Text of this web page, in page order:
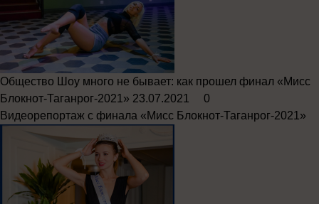
Общество
Шоу много не бывает: как прошел финал «Мисс
Блокнот-Таганрог-2021» 23.07.2021
0
Видеорепортаж с финала «Мисс Блокнот-Таганрог-2021»